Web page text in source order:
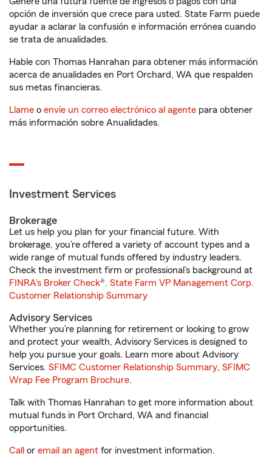
opción de inversión que crece para usted. State Farm puede
ayudar a aclarar la confusión e información errónea cuando
se trata de anualidades.
Hable con Thomas Hanrahan para obtener más información
acerca de anualidades en Port Orchard, WA que respalden
sus metas financieras.
Llame o envíe un correo electrónico al agente para obtener
más información sobre Anualidades.
Investment Services
Brokerage
Let us help you plan for your financial future. With
brokerage, you’re offered a variety of account types and a
wide range of mutual funds offered by industry leaders.
Check the investment firm or professional’s background at
FINRA's Broker Check®. State Farm VP Management Corp.
Customer Relationship Summary
Advisory Services
Whether you’re planning for retirement or looking to grow
and protect your wealth, Advisory Services is designed to
help you pursue your goals. Learn more about Advisory
Services. SFIMC Customer Relationship Summary, SFIMC
Wrap Fee Program Brochure.
Talk with Thomas Hanrahan to get more information about
mutual funds in Port Orchard, WA and financial
opportunities.
Call or email an agent for investment information.